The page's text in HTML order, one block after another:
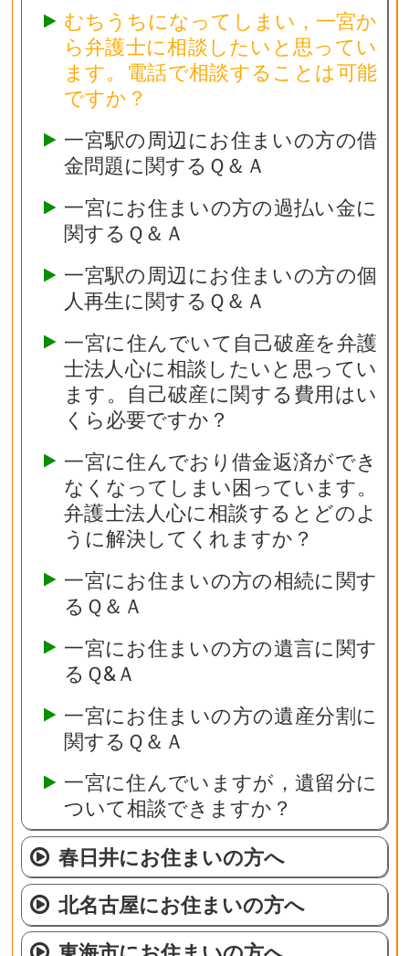
むちうちになってしまい，一宮か
ら弁護士に相談したいと思ってい
ます。電話で相談することは可能
ですか？
一宮駅の周辺にお住まいの方の借
金問題に関するＱ＆Ａ
一宮にお住まいの方の過払い金に
関するＱ＆Ａ
一宮駅の周辺にお住まいの方の個
人再生に関するＱ＆Ａ
一宮に住んでいて自己破産を弁護
士法人心に相談したいと思ってい
ます。自己破産に関する費用はい
くら必要ですか？
一宮に住んでおり借金返済ができ
なくなってしまい困っています。
弁護士法人心に相談するとどのよ
うに解決してくれますか？
一宮にお住まいの方の相続に関す
るＱ＆Ａ
一宮にお住まいの方の遺言に関す
るＱ&Ａ
一宮にお住まいの方の遺産分割に
関するＱ＆Ａ
一宮に住んでいますが，遺留分に
ついて相談できますか？
春日井にお住まいの方へ
北名古屋にお住まいの方へ